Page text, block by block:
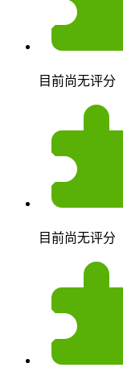
目前尚无评分
目前尚无评分